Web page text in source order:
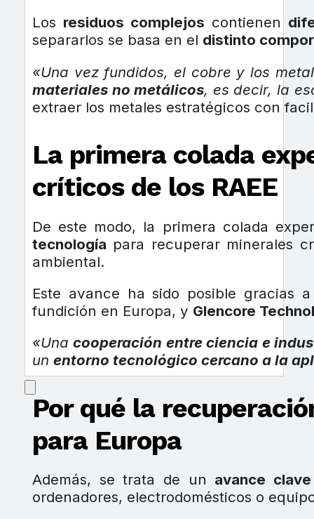
Los residuos complejos contienen
separarlos se basa en el distinto
«Una vez fundidos, el cobre y los
materiales no metálicos, es decir, la
extraer los metales estratégicos con
La primera colada
críticos de los RAEE
De este modo, la primera colada
tecnología para recuperar minerales
ambiental.
Este avance ha sido posible gracias
fundición en Europa, y Glencore
«Unacooperación entre ciencia e
un entorno tecnológico cercano a la
Por qué la
para Europa
Además, se trata de un avance
ordenadores, electrodomésticos o